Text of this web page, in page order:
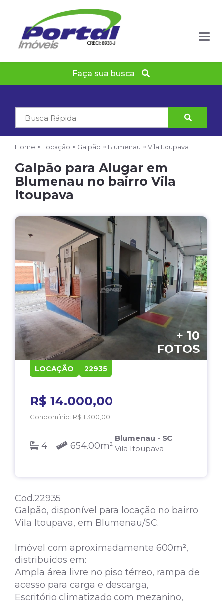
Faça sua busca
Home Locação Galpão Blumenau Vila Itoupava
Galpão para Alugar em
Blumenau no bairro Vila
Itoupava
+ 10
FOTOS
LOCAÇÃO 22935
R$ 14.000,00
Condomínio: R$ 1.300,00
4 654.00m²
Blumenau - SC
Vila Itoupava
Cod.22935
Galpão, disponível para locação no bairro
Vila Itoupava, em Blumenau/SC.
Imóvel com aproximadamente 600m²,
distribuídos em:
Ampla área livre no piso térreo, rampa de
acesso para carga e descarga,
Escritório climatizado com mezanino,